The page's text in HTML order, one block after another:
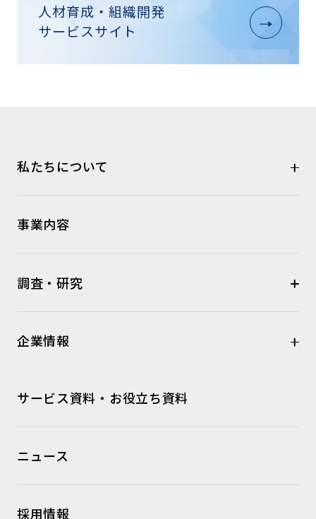
人材育成・組織開発
サービスサイト
私たちについて
事業内容
調査・研究
企業情報
サービス資料・お役立ち資料
ニュース
採用情報